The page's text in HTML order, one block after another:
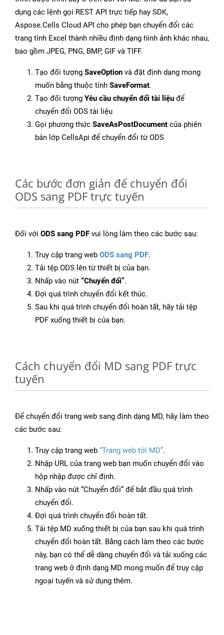
dụng các lệnh gọi REST API trực tiếp hay SDK,
Aspose.Cells Cloud API cho phép bạn chuyển đổi các
trang tính Excel thành nhiều định dạng hình ảnh khác nhau,
bao gồm JPEG, PNG, BMP, GIF và TIFF.
Tạo đối tượng SaveOption và đặt định dạng mong
muốn bằng thuộc tính SaveFormat.
Tạo đối tượng Yêu cầu chuyển đổi tài liệu để
chuyển đổi ODS tài liệu
Gọi phương thức SaveAsPostDocument của phiên
bản lớp CellsApi để chuyển đổi từ ODS
Các bước đơn giản để chuyển đổi
ODS sang PDF trực tuyến
Đối với ODS sang PDF vui lòng làm theo các bước sau:
Truy cập trang web ODS sang PDF.
Tải tệp ODS lên từ thiết bị của bạn.
Nhấp vào nút “Chuyển đổi”.
Đợi quá trình chuyển đổi kết thúc.
Sau khi quá trình chuyển đổi hoàn tất, hãy tải tệp
PDF xuống thiết bị của bạn.
Cách chuyển đổi MD sang PDF trực
tuyến
Để chuyển đổi trang web sang định dạng MD, hãy làm theo
các bước sau:
Truy cập trang web “Trang web tới MD”.
Nhập URL của trang web bạn muốn chuyển đổi vào
hộp nhập được chỉ định.
Nhấp vào nút “Chuyển đổi” để bắt đầu quá trình
chuyển đổi.
Đợi quá trình chuyển đổi hoàn tất.
Tải tệp MD xuống thiết bị của bạn sau khi quá trình
chuyển đổi hoàn tất. Bằng cách làm theo các bước
này, bạn có thể dễ dàng chuyển đổi và tải xuống các
trang web ở định dạng MD mong muốn để truy cập
ngoại tuyến và sử dụng thêm.